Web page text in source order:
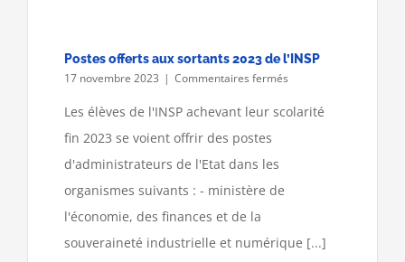
Postes offerts aux sortants 2023 de l’INSP
17 novembre 2023 | Commentaires fermés
offerts
Les élèves de l'INSP achevant leur scolarité
fin 2023 se voient offrir des postes
d'administrateurs de l'Etat dans les
organismes suivants : - ministère de
l'économie, des finances et de la
souveraineté industrielle et numérique [...]